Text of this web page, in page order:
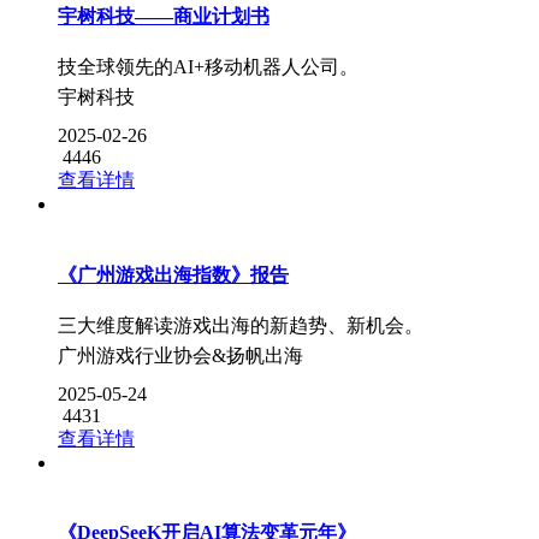
宇树科技——商业计划书
技全球领先的AI+移动机器人公司。
宇树科技
2025-02-26
4446
查看详情
《广州游戏出海指数》报告
三大维度解读游戏出海的新趋势、新机会。
广州游戏行业协会&扬帆出海
2025-05-24
4431
查看详情
《DeepSeeK开启AI算法变革元年》